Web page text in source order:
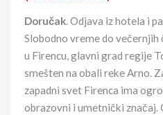
Doručak. Odjava iz hotela i
Slobodno vreme do
u Firencu, glavni grad regije
smešten na obali reke Arno.
zapadni svet Firenca ima
obrazovni i umetnički značaj.